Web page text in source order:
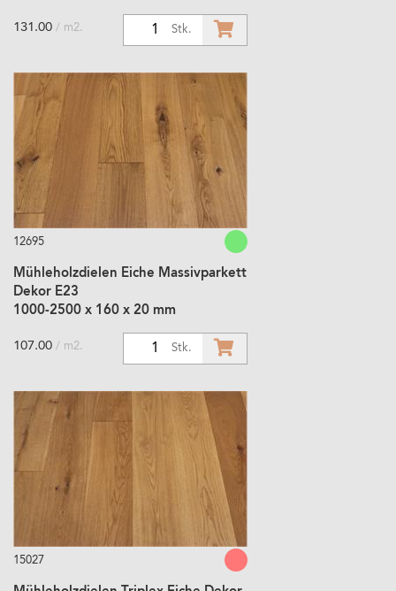
Stk.
131.00 / m2.
12695
Mühleholzdielen Eiche Massivparkett
Dekor E23
1000-2500 x 160 x 20 mm
Stk.
107.00 / m2.
15027